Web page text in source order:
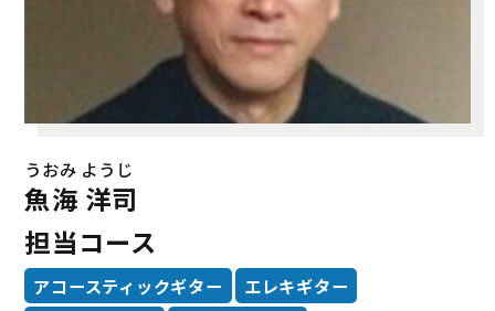
うおみ ようじ
魚海 洋司
担当コース
アコースティックギター
エレキギター